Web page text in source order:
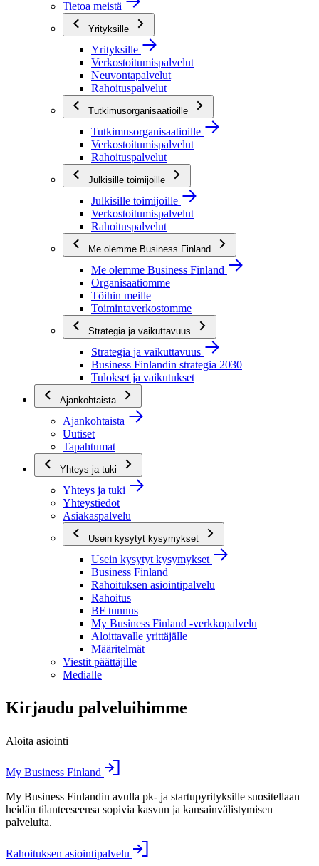
Tietoa meistä
Yrityksille
Yrityksille
Verkostoitumispalvelut
Neuvontapalvelut
Rahoituspalvelut
Tutkimusorganisaatioille
Tutkimusorganisaatioille
Verkostoitumispalvelut
Rahoituspalvelut
Julkisille toimijoille
Julkisille toimijoille
Verkostoitumispalvelut
Rahoituspalvelut
Me olemme Business Finland
Me olemme Business Finland
Organisaatiomme
Töihin meille
Toimintaverkostomme
Strategia ja vaikuttavuus
Strategia ja vaikuttavuus
Business Finlandin strategia 2030
Tulokset ja vaikutukset
Ajankohtaista
Ajankohtaista
Uutiset
Tapahtumat
Yhteys ja tuki
Yhteys ja tuki
Yhteystiedot
Asiakaspalvelu
Usein kysytyt kysymykset
Usein kysytyt kysymykset
Business Finland
Rahoituksen asiointipalvelu
Rahoitus
BF tunnus
My Business Finland -verkkopalvelu
Aloittavalle yrittäjälle
Määritelmät
Viestit päättäjille
Medialle
Kirjaudu palveluihimme
Aloita asiointi
My Business Finland
My Business Finlandin avulla pk- ja startupyrityksille suositellaan
heidän tilanteeseensa sopivia kasvun ja kansainvälistymisen
palveluita.
Rahoituksen asiointipalvelu